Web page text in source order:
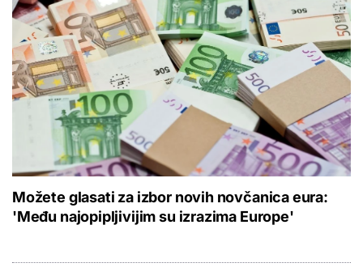
Možete glasati za izbor novih novčanica eura:
'Među najopipljivijim su izrazima Europe'